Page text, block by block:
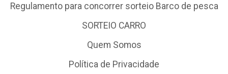
Regulamento para concorrer sorteio Barco de pesca
SORTEIO CARRO
Quem Somos
Política de Privacidade